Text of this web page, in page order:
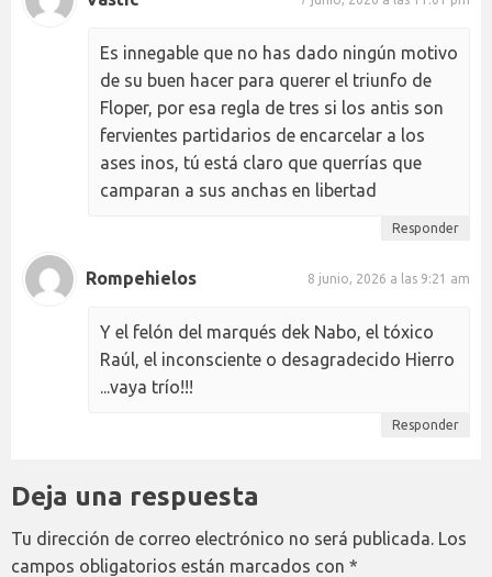
Es innegable que no has dado ningún motivo
de su buen hacer para querer el triunfo de
Floper, por esa regla de tres si los antis son
fervientes partidarios de encarcelar a los
ases inos, tú está claro que querrías que
camparan a sus anchas en libertad
Responder
Rompehielos 8 junio, 2026 a las 9:21 am
Y el felón del marqués dek Nabo, el tóxico
Raúl, el inconsciente o desagradecido Hierro
...vaya trío!!!
Responder
Deja una respuesta
Tu dirección de correo electrónico no será publicada. Los
campos obligatorios están marcados con *